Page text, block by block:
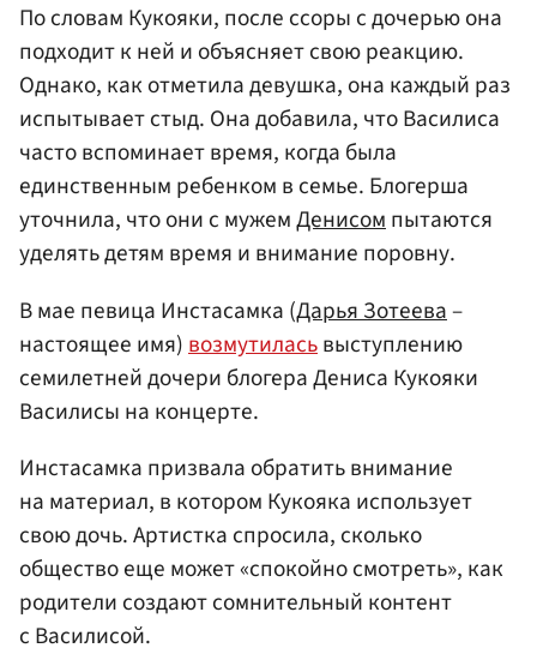
По словам Кукояки, после ссоры с дочерью она
подходит к ней и объясняет свою реакцию.
Однако, как отметила девушка, она каждый раз
испытывает стыд. Она добавила, что Василиса
часто вспоминает время, когда была
единственным ребенком в семье. Блогерша
уточнила, что они с мужемДенисомпытаются
уделять детям время и внимание поровну.
В мае певица Инстасамка (Дарья Зотеева–
настоящее имя) возмутиласьвыступлению
семилетней дочери блогера Дениса Кукояки
Василисы на концерте.
Инстасамка призвала обратить внимание
на материал, в котором Кукояка использует
свою дочь. Артистка спросила, сколько
общество еще может «спокойно смотреть», как
родители создают сомнительный контент
с Василисой.